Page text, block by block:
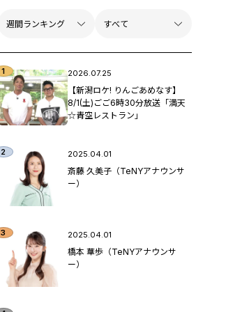
2026.07.25
【新潟ロケ! りんごあめなす】
8/1(土)ごご6時30分放送「満天
☆青空レストラン」
2025.04.01
斎藤 久美子（TeNYアナウンサ
ー）
2025.04.01
橋本 華歩（TeNYアナウンサ
ー）